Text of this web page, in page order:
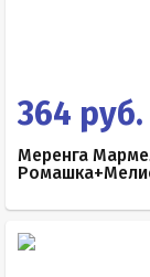
364 руб.
Меренга